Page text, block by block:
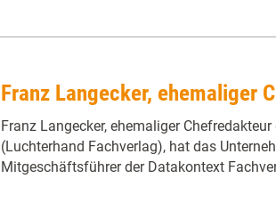
Franz Langecker, ehemaliger
Franz Langecker, ehemaliger
(Luchterhand Fachverlag), hat das
Mitgeschäftsführer der Datakontext